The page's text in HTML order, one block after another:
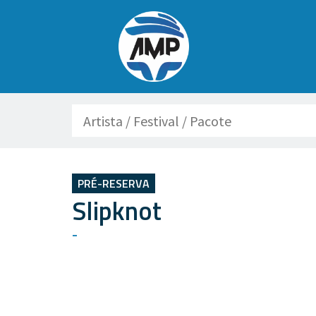
PRÉ-RESERVA
Slipknot
-